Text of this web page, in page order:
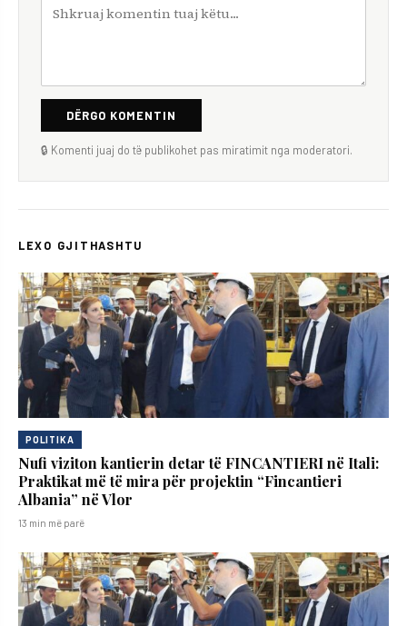
DËRGO KOMENTIN
🔒 Komenti juaj do të publikohet pas miratimit nga moderatori.
LEXO GJITHASHTU
POLITIKA
Nufi viziton kantierin detar të FINCANTIERI në Itali:
Praktikat më të mira për projektin “Fincantieri
Albania” në Vlor
13 min më parë